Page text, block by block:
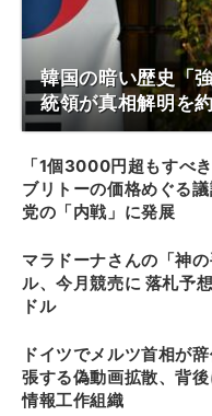
韓国の暗い歴史「
統領が真相解明を
「1個3000円超もすべ
ブリトーの価格めぐる
党の「内戦」に発展
マラドーナさんの「神
ル、今月競売に 落札予
ドル
ドイツでメルツ首相が
張する偽動画拡散、背
情報工作組織